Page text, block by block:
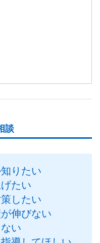
談
りたい
たい
したい
伸びない
い